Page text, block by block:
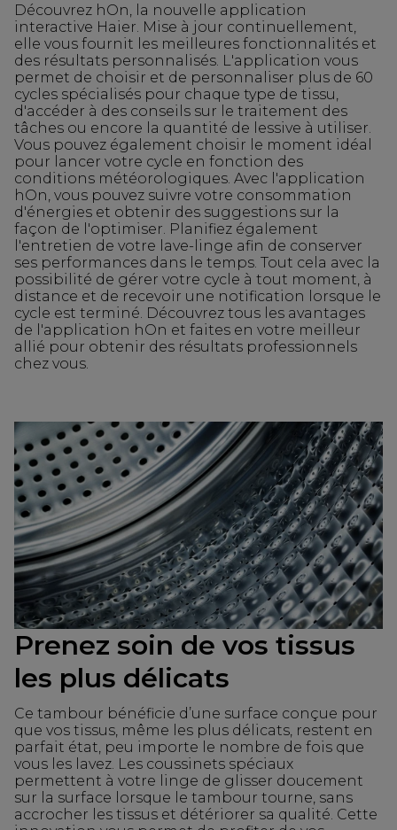
Découvrez hOn, la nouvelle application
interactive Haier. Mise à jour continuellement,
elle vous fournit les meilleures fonctionnalités et
des résultats personnalisés. L'application vous
permet de choisir et de personnaliser plus de 60
cycles spécialisés pour chaque type de tissu,
d'accéder à des conseils sur le traitement des
tâches ou encore la quantité de lessive à utiliser.
Vous pouvez également choisir le moment idéal
pour lancer votre cycle en fonction des
conditions météorologiques. Avec l'application
hOn, vous pouvez suivre votre consommation
d'énergies et obtenir des suggestions sur la
façon de l'optimiser. Planifiez également
l'entretien de votre lave-linge afin de conserver
ses performances dans le temps. Tout cela avec la
possibilité de gérer votre cycle à tout moment, à
distance et de recevoir une notification lorsque le
cycle est terminé. Découvrez tous les avantages
de l'application hOn et faites en votre meilleur
allié pour obtenir des résultats professionnels
chez vous.
Prenez soin de vos tissus
les plus délicats
Ce tambour bénéficie d’une surface conçue pour
que vos tissus, même les plus délicats, restent en
parfait état, peu importe le nombre de fois que
vous les lavez. Les coussinets spéciaux
permettent à votre linge de glisser doucement
sur la surface lorsque le tambour tourne, sans
accrocher les tissus et détériorer sa qualité. Cette